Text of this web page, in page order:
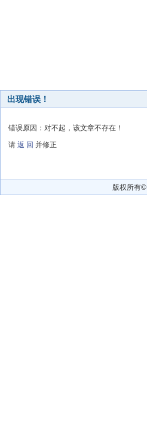
出现错误！
错误原因：对不起，该文章不存在！
请 返 回 并修正
版权所有©